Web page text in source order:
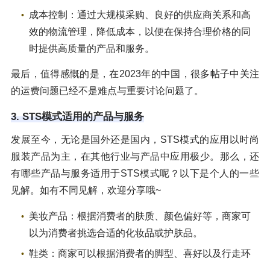
成本控制：通过大规模采购、良好的供应商关系和高
效的物流管理，降低成本，以便在保持合理价格的同
时提供高质量的产品和服务。
最后，值得感慨的是，在2023年的中国，很多帖子中关注
的运费问题已经不是难点与重要讨论问题了。
3. STS模式适用的产品与服务
发展至今，无论是国外还是国内，STS模式的应用以时尚
服装产品为主，在其他行业与产品中应用极少。那么，还
有哪些产品与服务适用于STS模式呢？以下是个人的一些
见解。如有不同见解，欢迎分享哦~
美妆产品：根据消费者的肤质、颜色偏好等，商家可
以为消费者挑选合适的化妆品或护肤品。
鞋类：商家可以根据消费者的脚型、喜好以及行走环